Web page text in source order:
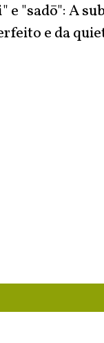
e "sadō": A
e da